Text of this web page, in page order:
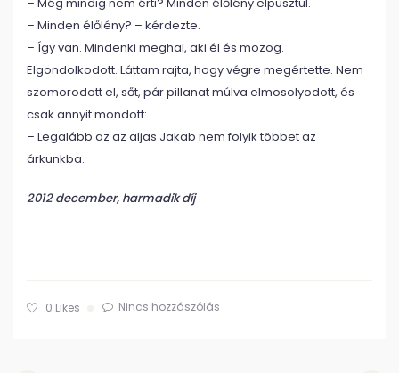
– Minden élőlény? – kérdezte.
– Így van. Mindenki meghal, aki él és mozog.
Elgondolkodott. Láttam rajta, hogy végre megértette. Nem
szomorodott el, sőt, pár pillanat múlva elmosolyodott, és
csak annyit mondott:
– Legalább az az aljas Jakab nem folyik többet az
árkunkba.
2012 december, harmadik díj
0 Likes Nincs hozzászólás